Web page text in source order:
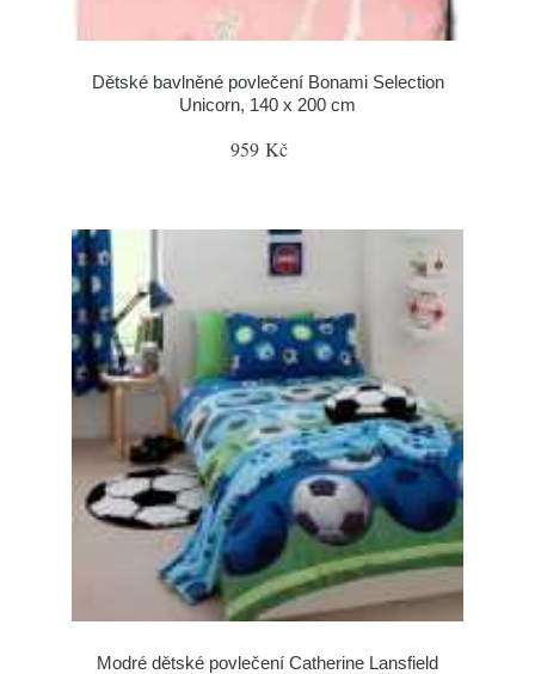
Dětské bavlněné povlečení Bonami Selection
Unicorn, 140 x 200 cm
959 Kč
Modré dětské povlečení Catherine Lansfield